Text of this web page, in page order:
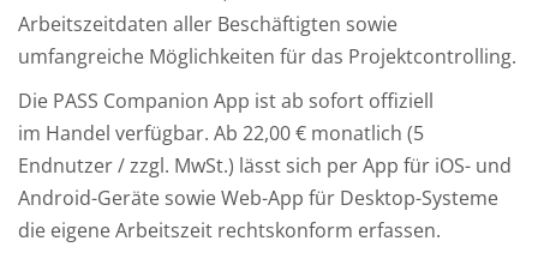
Arbeitszeitdaten aller Beschäftigten sowie
umfangreiche Möglichkeiten für das Projektcontrolling.
Die PASS Companion App ist ab sofort offiziell
im Handel verfügbar. Ab 22,00 € monatlich (5
Endnutzer / zzgl. MwSt.) lässt sich per App für iOS- und
Android-Geräte sowie Web-App für Desktop-Systeme
die eigene Arbeitszeit rechtskonform erfassen.